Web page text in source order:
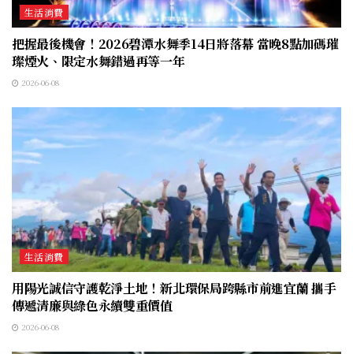
生活消費
把握最後機會！2026碧潭水舞季14日將落幕 當晚8點加碼璀
璨煙火、限定水舞錯過再等一年
2026-06-08
生活消費
用陽光誠信守護乾淨土地！新北環保局跨縣市前進宜蘭 攜手
傳遞清廉與綠色永續雙重價值
2026-06-08